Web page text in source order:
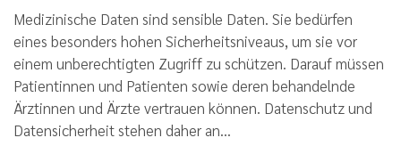
Medizinische Daten sind sensible Daten. Sie bedürfen
eines besonders hohen Sicherheitsniveaus, um sie vor
einem unberechtigten Zugriff zu schützen. Darauf müssen
Patientinnen und Patienten sowie deren behandelnde
Ärztinnen und Ärzte vertrauen können. Datenschutz und
Datensicherheit stehen daher an…